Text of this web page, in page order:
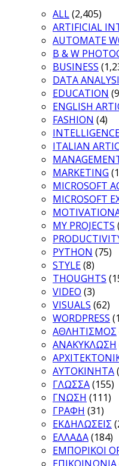
ALL(2,405)
ARTIFICIAL
AUTOMATE
B & W
BUSINESS
DATA
EDUCATION
ENGLISH
FASHION (4)
ITALIAN
MARKETING
MICROSOFT
MICROSOFT
MY PROJECTS
PYTHON (75)
STYLE(8)
THOUGHTS
VIDEO (3)
VISUALS (62)
WORDPRESS
ΑΘΛΗΤΙΣΜΟΣ
ΑΝΑΚΥΚΛΩΣΗ
ΑΥΤΟΚΙΝΗΤΑ
ΓΛΩΣΣΑ(155)
ΓΝΩΣΗ (111)
ΓΡΑΦΗ (31)
ΕΚΔΗΛΩΣΕΙΣ
ΕΛΛΑΔΑ(184)
ΕΜΠΟΡΙΚΟΙ